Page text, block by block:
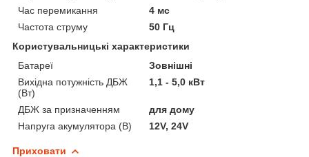
Час перемикання
4 мс
Частота струму
50 Гц
Користувальницькі характеристики
Батареї
Зовнішні
Вихідна потужність ДБЖ
(Вт)
1,1 - 5,0 кВт
ДБЖ за призначенням
для дому
Напруга акумулятора (В)
12V, 24V
Приховати